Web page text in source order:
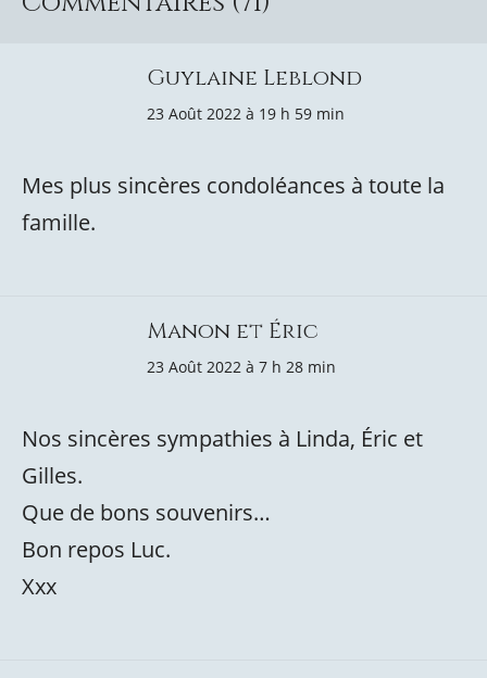
Guylaine Leblond
23 Août 2022 à 19 h 59 min
Mes plus sincères condoléances à toute la
famille.
Manon et Éric
23 Août 2022 à 7 h 28 min
Nos sincères sympathies à Linda, Éric et
Gilles.
Que de bons souvenirs…
Bon repos Luc.
Xxx